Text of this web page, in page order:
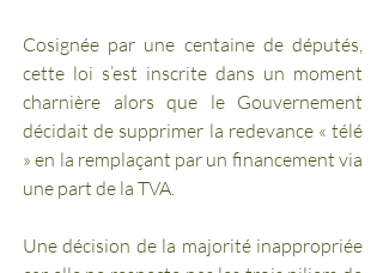
Cosignée par une centaine de députés,
cette loi s’est inscrite dans un moment
charnière alors que le Gouvernement
décidait de supprimer la redevance « télé
» en la remplaçant par un financement via
une part de la TVA.
Une décision de la majorité inappropriée